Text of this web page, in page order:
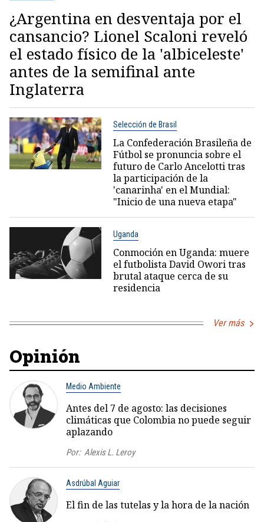
¿Argentina en desventaja por el
cansancio? Lionel Scaloni reveló
el estado físico de la 'albiceleste'
antes de la semifinal ante
Inglaterra
Selección de Brasil
La Confederación Brasileña de
Fútbol se pronuncia sobre el
futuro de Carlo Ancelotti tras
la participación de la
'canarinha' en el Mundial:
"Inicio de una nueva etapa"
Uganda
Conmoción en Uganda: muere
el futbolista David Owori tras
brutal ataque cerca de su
residencia
Ver más
Opinión
Medio Ambiente
Antes del 7 de agosto: las decisiones
climáticas que Colombia no puede seguir
aplazando
Por: Alexis L. Leroy
Asdrúbal Aguiar
El fin de las tutelas y la hora de la nación